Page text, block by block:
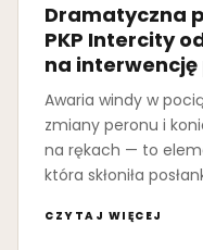
Dramatyczna
PKP Intercity
na interwencję
Awaria windy w
zmiany peronu i
na rękach — to
która skłoniła
CZYTAJ WIĘCEJ